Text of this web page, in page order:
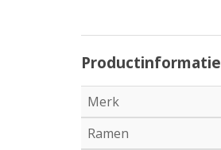
Productinformatie
Merk
Ramen